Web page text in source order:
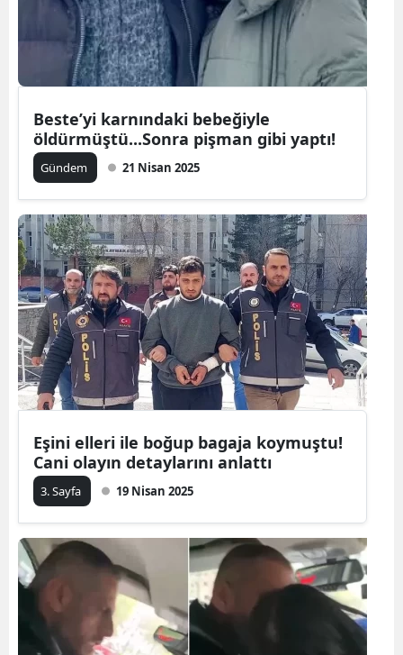
Beste’yi karnındaki bebeğiyle
öldürmüştü...Sonra pişman gibi yaptı!
Gündem 21 Nisan 2025
Eşini elleri ile boğup bagaja koymuştu!
Cani olayın detaylarını anlattı
3. Sayfa 19 Nisan 2025